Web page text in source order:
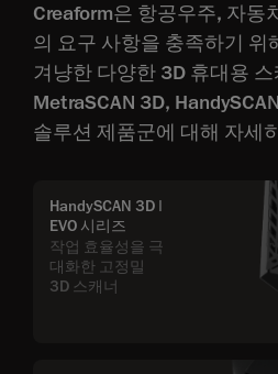
Creaform은 항공우주, 자동
의 요구 사항을 충족하기 위
겨냥한 다양한 3D 휴대용
MetraSCAN 3D,
솔루션 제품군에 대해 자세
HandySCAN 3D |
EVO 시리즈
작업 효율성을 극
대화한 고정밀
3D 스캐너